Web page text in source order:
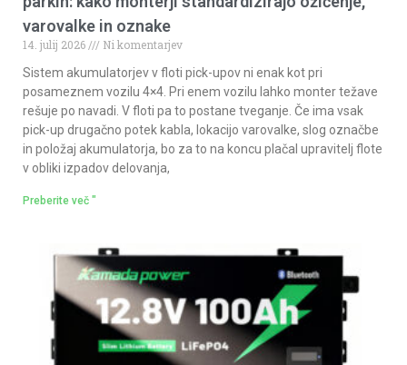
varovalke in oznake
14. julij 2026
Ni komentarjev
Sistem akumulatorjev v floti pick-upov ni enak kot pri
posameznem vozilu 4×4. Pri enem vozilu lahko monter težave
rešuje po navadi. V floti pa to postane tveganje. Če ima vsak
pick-up drugačno potek kabla, lokacijo varovalke, slog označbe
in položaj akumulatorja, bo za to na koncu plačal upravitelj flote
v obliki izpadov delovanja,
Preberite več "